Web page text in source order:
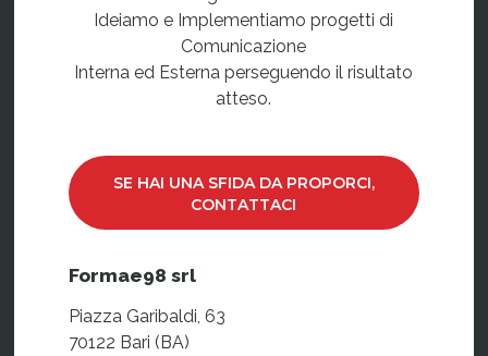
Ideiamo e Implementiamo progetti di
Comunicazione
Interna ed Esterna perseguendo il risultato
atteso.
SE HAI UNA SFIDA DA PROPORCI,
CONTATTACI
Formae98 srl
Piazza Garibaldi, 63
70122 Bari (BA)